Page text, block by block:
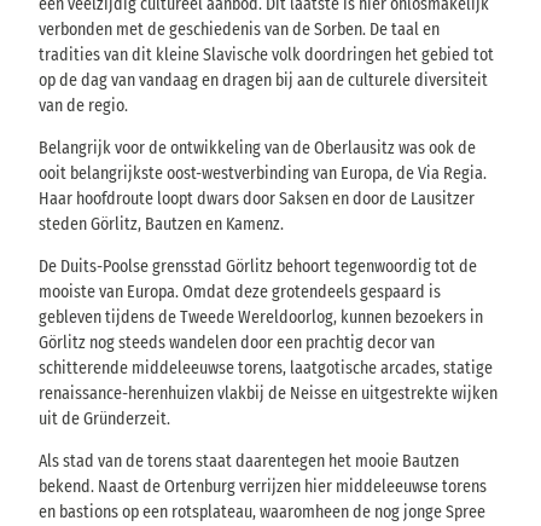
een veelzijdig cultureel aanbod. Dit laatste is hier onlosmakelijk
verbonden met de geschiedenis van de Sorben. De taal en
tradities van dit kleine Slavische volk doordringen het gebied tot
op de dag van vandaag en dragen bij aan de culturele diversiteit
van de regio.
Belangrijk voor de ontwikkeling van de Oberlausitz was ook de
ooit belangrijkste oost-westverbinding van Europa, de Via Regia.
Haar hoofdroute loopt dwars door Saksen en door de Lausitzer
steden Görlitz, Bautzen en Kamenz.
De Duits-Poolse grensstad Görlitz behoort tegenwoordig tot de
mooiste van Europa. Omdat deze grotendeels gespaard is
gebleven tijdens de Tweede Wereldoorlog, kunnen bezoekers in
Görlitz nog steeds wandelen door een prachtig decor van
schitterende middeleeuwse torens, laatgotische arcades, statige
renaissance-herenhuizen vlakbij de Neisse en uitgestrekte wijken
uit de Gründerzeit.
Als stad van de torens staat daarentegen het mooie Bautzen
bekend. Naast de Ortenburg verrijzen hier middeleeuwse torens
en bastions op een rotsplateau, waaromheen de nog jonge Spree